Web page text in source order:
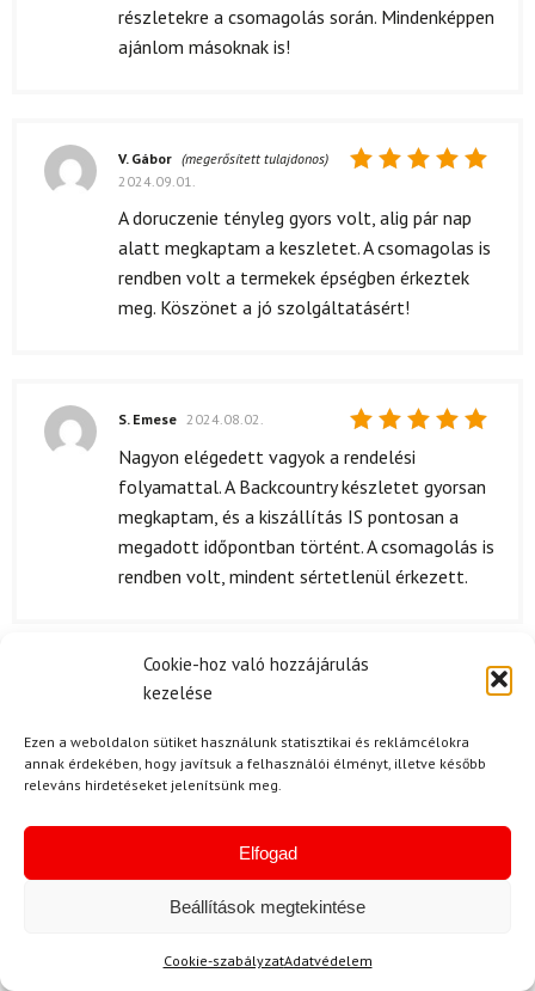
Cookie-hoz való hozzájárulás
kezelése
Ezen a weboldalon sütiket használunk statisztikai és reklámcélokra
annak érdekében, hogy javítsuk a felhasználói élményt, illetve később
releváns hirdetéseket jelenítsünk meg.
Elfogad
Beállítások megtekintése
Cookie-szabályzatAdatvédelem
részletekre a csomagolás során. Mindenképpen
ajánlom másoknak is!
5/ 5
V. Gábor (megerősített tulajdonos)
2024.09.01.
A doruczenie tényleg gyors volt, alig pár nap
alatt megkaptam a keszletet. A csomagolas is
rendben volt a termekek épségben érkeztek
meg. Köszönet a jó szolgáltatásért!
Értékelés:
S. Emese 2024.08.02.
Nagyon elégedett vagyok a rendelési
folyamattal. A Backcountry készletet gyorsan
megkaptam, és a kiszállítás IS pontosan a
megadott időpontban történt. A csomagolás is
rendben volt, mindent sértetlenül érkezett.
5/ 5
V. Viktória 2024.07.25.
A készlet minősége tényleg lenyűgöző! A
ROSSIGNOL BC 65 sífutólécek nagyon
stabilak, és a hóban szépen teljesítenek. Az
nem fájdult meg a lábam a hosszú túrák során